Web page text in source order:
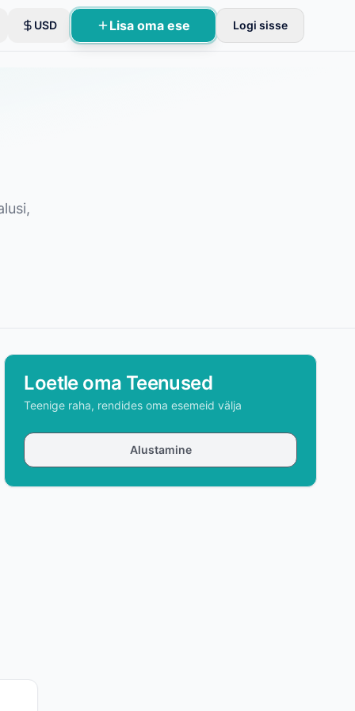
USD Lisa oma ese Logi sisse
Loetle oma Teenused
Teenige raha, rendides oma esemeid välja
Alustamine